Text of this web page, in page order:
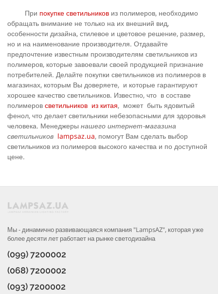
При покупке светильников из полимеров, необходимо
обращать внимание не только на их внешний вид,
особенности дизайна, стилевое и цветовое решение, размер,
но и на наименование производителя. Отдавайте
предпочтение известным производителям светильников из
полимеров, которые завоевали своей продукцией признание
потребителей. Делайте покупки светильников из полимеров в
магазинах, которым Вы доверяете, и которые гарантируют
хорошее качество светильников. Известно, что в составе
полимеров светильников из китая, может быть ядовитый
фенол, что делает светильники небезопасными для здоровья
человека. Менеджеры нашего интернет-магазина
светильников lampsaz.ua, помогут Вам сделать выбор
светильников из полимеров высокого качества и по доступной
цене.
Мы - динамично развивающаяся компания "LampsAZ", которая уже
более десяти лет работает на рынке светодизайна
(099) 7200002
(068) 7200002
(093) 7200002